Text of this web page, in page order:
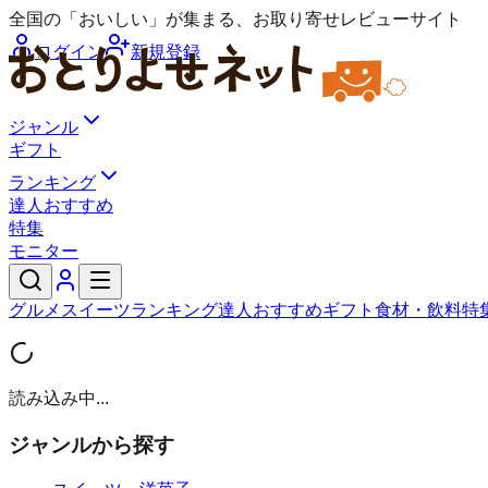
全国の「おいしい」が集まる、お取り寄せレビューサイト
ログイン
新規登録
ジャンル
ギフト
ランキング
達人おすすめ
特集
モニター
グルメ スイーツランキング達人おすすめギフト 食材・飲料特
読み込み中...
ジャンルから探す